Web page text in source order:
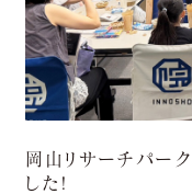
岡山リサーチパーク
した!